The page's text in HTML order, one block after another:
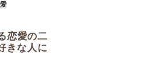
恋愛の二
きな人に